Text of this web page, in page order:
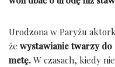
Urodzona w Paryżu
że wystawianie twarzy do
metę. W czasach, kiedy